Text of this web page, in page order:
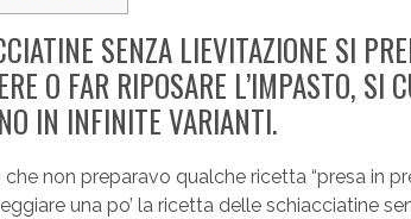
SENZA LIEVITAZIONE SI
O FAR RIPOSARE L’IMPASTO, SI
IN INFINITE VARIANTI.
che non preparavo qualche ricetta “presa in
una po’ la ricetta delle schiacciatine